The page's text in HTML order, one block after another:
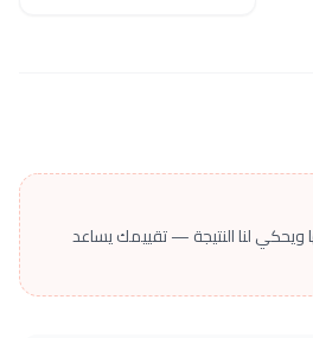
لنا النتيجة — تقييمك يساعد